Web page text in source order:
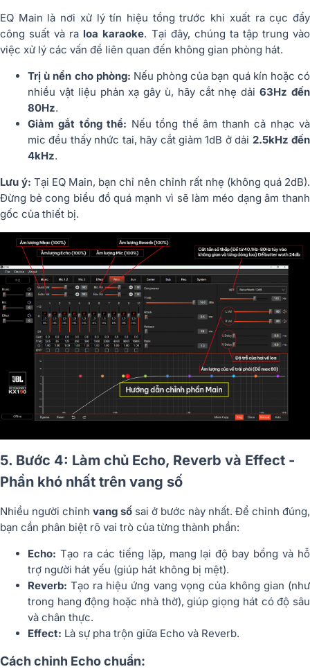
EQ Main là nơi xử lý tín hiệu tổng trước khi xuất ra cục đẩy
công suất và ra loa karaoke. Tại đây, chúng ta tập trung vào
việc xử lý các vấn đề liên quan đến không gian phòng hát.
Trị ù nền cho phòng: Nếu phòng của bạn quá kín hoặc có
nhiều vật liệu phản xạ gây ù, hãy cắt nhẹ dải63Hz đến
80Hz.
Giảm gắt tổng thể: Nếu tổng thể âm thanh cả nhạc và
mic đều thấy nhức tai, hãy cắt giảm 1dB ở dải 2.5kHz đến
4kHz.
Lưu ý: Tại EQ Main, bạn chỉ nên chỉnh rất nhẹ (không quá 2dB).
Đừng bẻ cong biểu đồ quá mạnh vì sẽ làm méo dạng âm thanh
gốc của thiết bị.
5. Bước 4: Làm chủ Echo, Reverb và Effect -
Phần khó nhất trên vang số
Nhiều người chỉnh vang số sai ở bước này nhất. Để chỉnh đúng,
bạn cần phân biệt rõ vai trò của từng thành phần:
Echo: Tạo ra các tiếng lặp, mang lại độ bay bổng và hỗ
trợ người hát yếu (giúp hát không bị mệt).
Reverb: Tạo ra hiệu ứng vang vọng của không gian (như
trong hang động hoặc nhà thờ), giúp giọng hát có độ sâu
và chân thực.
Effect: Là sự pha trộn giữa Echo và Reverb.
Cách chỉnh Echo chuẩn: